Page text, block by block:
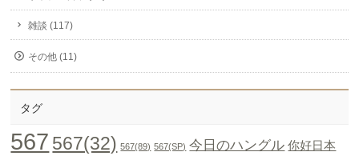
雑談 (117)
その他 (11)
タグ
567 567(32) 567(89) 567(SP) 今日のハングル 你好日本